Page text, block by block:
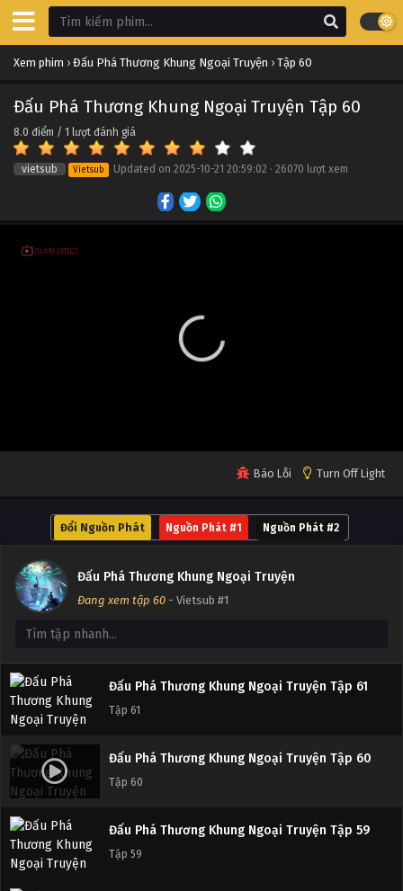
Xem phim › Đấu Phá Thương Khung Ngoại Truyện › Tập 60
Đấu Phá Thương Khung Ngoại Truyện Tập 60
8.0 điểm / 1 lượt đánh giá
vietsub Vietsub Updated on 2025-10-21 20:59:02 · 26070 lượt xem
Báo Lỗi Turn Off Light
Đổi Nguồn Phát Nguồn Phát #1 Nguồn Phát #2
Đấu Phá Thương Khung Ngoại Truyện
Đang xem tập 60 - Vietsub #1
Đấu Phá Thương Khung Ngoại Truyện Tập 70
Tập 70
Đấu Phá Thương Khung Ngoại Truyện Tập 69
Tập 69
Đấu Phá Thương Khung Ngoại Truyện Tập 66
Đấu Phá Thương Khung Ngoại Truyện Tập 64
Đấu Phá Thương Khung Ngoại Truyện Tập 63
Tập 62
Đấu Phá Thương Khung Ngoại Truyện Tập 61
Tập 61
Đấu Phá Thương Khung Ngoại Truyện Tập 60
Tập 60
Đấu Phá Thương Khung Ngoại Truyện Tập 59
Tập 59